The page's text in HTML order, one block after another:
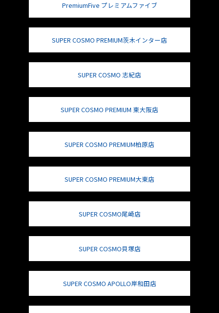
PremiumFive プレミアムファイブ
SUPER COSMO PREMIUM茨木インター店
SUPER COSMO 志紀店
SUPER COSMO PREMIUM 東大阪店
SUPER COSMO PREMIUM柏原店
SUPER COSMO PREMIUM大東店
SUPER COSMO尾崎店
SUPER COSMO貝塚店
SUPER COSMO APOLLO岸和田店